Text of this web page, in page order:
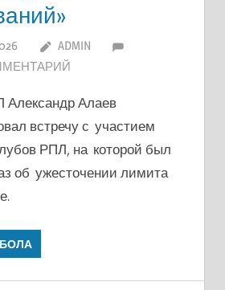
ADMIN
Александр Алаев
встречу с участием
РПЛ, на которой был
об ужесточении лимита